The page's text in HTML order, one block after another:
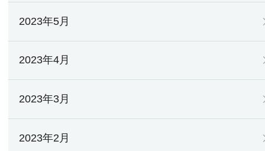
2023年5月
2023年4月
2023年3月
2023年2月